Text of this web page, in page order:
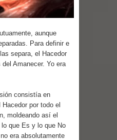
aunque
Para definir e
separa, el Hacedor
Amanecer. Yo era
consistía en
por todo el
moldeando así el
que Es y lo que No
era absolutamente